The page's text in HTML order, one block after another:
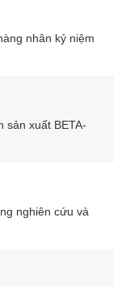
nhân kỷ niệm
sản xuất BETA-
nghiên cứu và